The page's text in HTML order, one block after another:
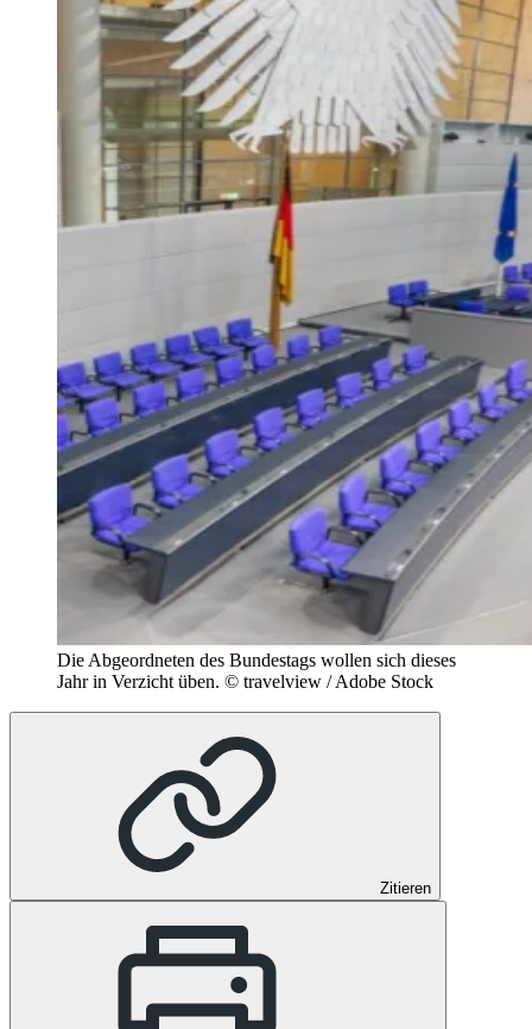
Die Abgeordneten des Bundestags wollen sich dieses
Jahr in Verzicht üben. © travelview / Adobe Stock
Zitieren